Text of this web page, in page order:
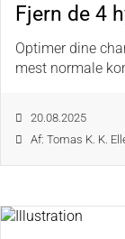
Fjern de 4
Optimer dine
mest normale
20.08.2025
Af: Tomas K. K.